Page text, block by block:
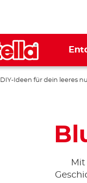
DIY-Ideen für dein leeres